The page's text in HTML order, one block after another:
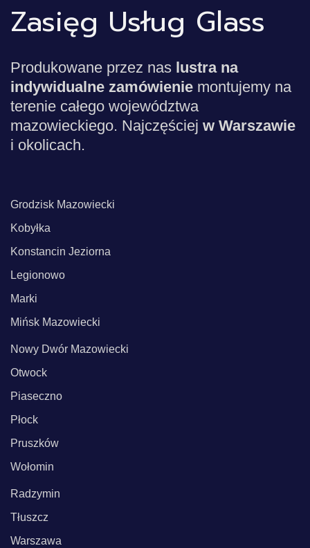
Zasięg Usług Glass
Produkowane przez nas lustra na
indywidualne zamówienie montujemy na
terenie całego województwa
mazowieckiego. Najczęściej w Warszawie
i okolicach.
Grodzisk Mazowiecki
Kobyłka
Konstancin Jeziorna
Legionowo
Marki
Mińsk Mazowiecki
Nowy Dwór Mazowiecki
Otwock
Piaseczno
Płock
Pruszków
Wołomin
Radzymin
Tłuszcz
Warszawa